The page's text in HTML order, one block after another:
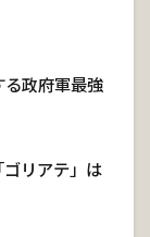
る政府軍最強
リアテ」は